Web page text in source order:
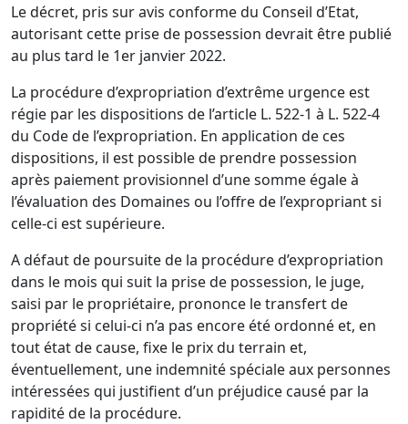
Le décret, pris sur avis conforme du Conseil d’Etat,
autorisant cette prise de possession devrait être publié
au plus tard le 1er janvier 2022.
La procédure d’expropriation d’extrême urgence est
régie par les dispositions de l’article L. 522-1 à L. 522-4
du Code de l’expropriation. En application de ces
dispositions, il est possible de prendre possession
après paiement provisionnel d’une somme égale à
l’évaluation des Domaines ou l’offre de l’expropriant si
celle-ci est supérieure.
A défaut de poursuite de la procédure d’expropriation
dans le mois qui suit la prise de possession, le juge,
saisi par le propriétaire, prononce le transfert de
propriété si celui-ci n’a pas encore été ordonné et, en
tout état de cause, fixe le prix du terrain et,
éventuellement, une indemnité spéciale aux personnes
intéressées qui justifient d’un préjudice causé par la
rapidité de la procédure.